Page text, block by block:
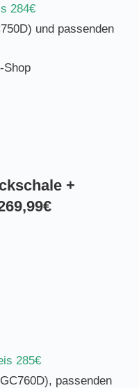
284€
und passenden
Shop
+
285€
passenden